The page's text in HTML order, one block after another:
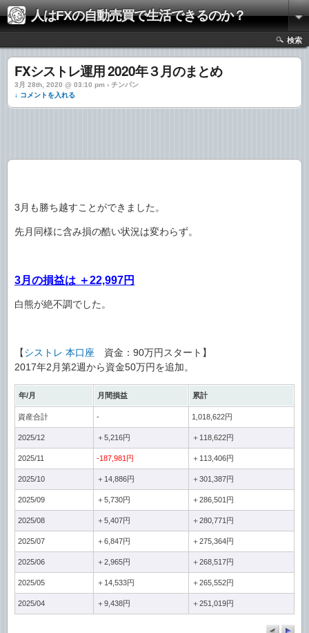
人はFXの自動売買で生活できるのか？
検索
FXシストレ運用 2020年３月のまとめ
3月 28th, 2020 @ 03:10 pm › チンパン
↓ コメントを入れる
3月も勝ち越すことができました。
先月同様に含み損の酷い状況は変わらず。
3月の損益は ＋22,997円
白熊が絶不調でした。
【シストレ 本口座 資金：90万円スタート】
2017年2月第2週から資金50万円を追加。
年/月 月間損益 累計
資産合計 - 1,018,622円
2025/12 ＋5,216円 ＋118,622円
2025/11 -187,981円 ＋113,406円
2025/10 ＋14,886円 ＋301,387円
2025/09 ＋5,730円 ＋286,501円
2025/08 ＋5,407円 ＋280,771円
2025/07 ＋6,847円 ＋275,364円
2025/06 ＋2,965円 ＋268,517円
2025/05 ＋14,533円 ＋265,552円
2025/04 ＋9,438円 ＋251,019円